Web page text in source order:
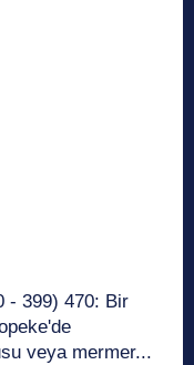
470: Bir
veya mermer...